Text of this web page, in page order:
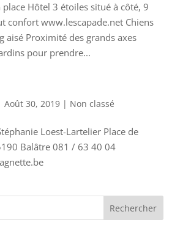
Hôtel 3 étoiles situé à côté, 9
confort www.lescapade.net Chiens
aisé Proximité des grands axes
pour prendre...
Août 30, 2019| Non classé
Loest-Lartelier Place de
Balâtre 081 / 63 40 04